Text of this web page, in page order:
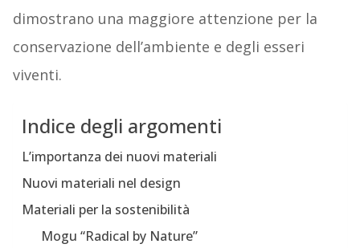
dimostrano una maggiore attenzione per la
conservazione dell’ambiente e degli esseri
viventi.
Indice degli argomenti
L’importanza dei nuovi materiali
Nuovi materiali nel design
Materiali per la sostenibilità
Mogu “Radical by Nature”